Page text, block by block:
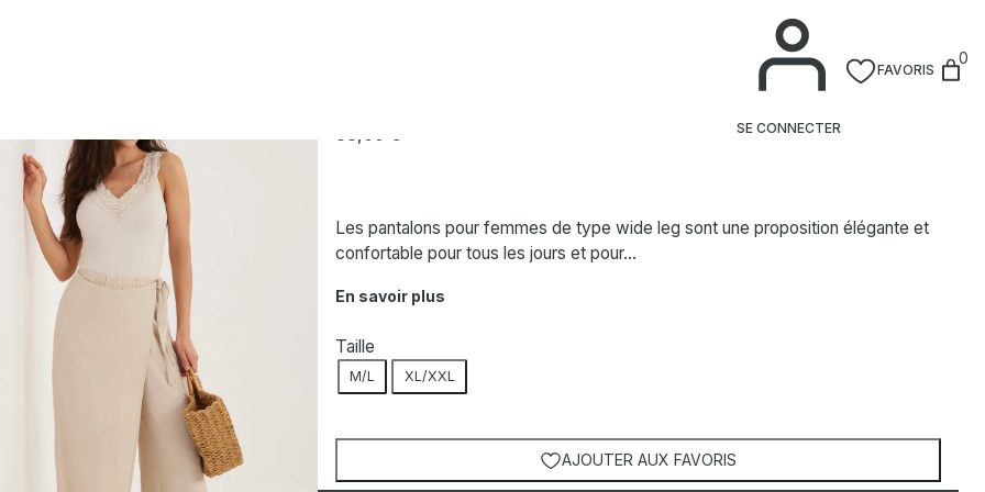
SE CONNECTER
FAVORIS
0
38,00 €
Les pantalons pour femmes de type wide leg sont une proposition élégante et
confortable pour tous les jours et pour…
En savoir plus
Taille
M/L XL/XXL
AJOUTER AUX FAVORIS